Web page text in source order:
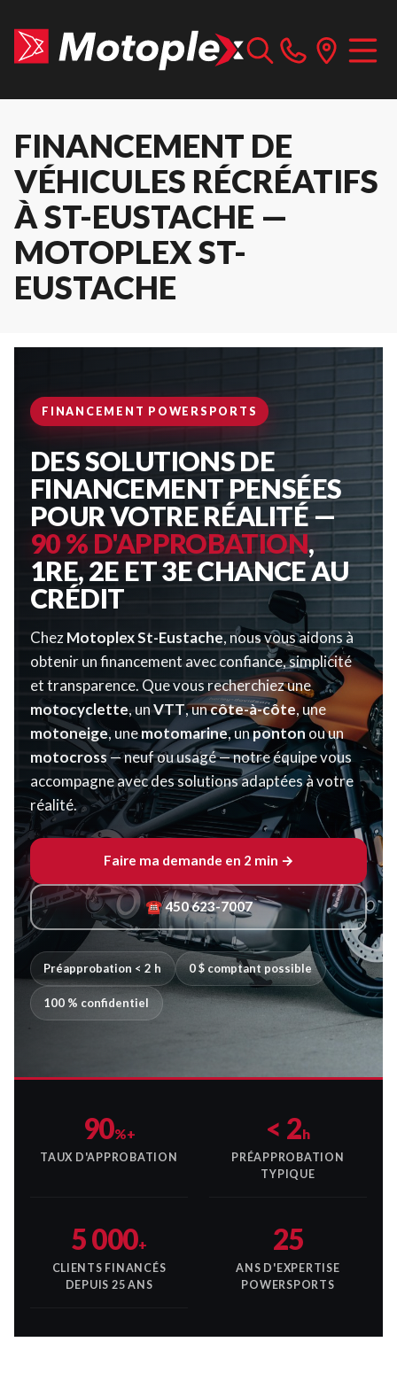
FINANCEMENT DE
VÉHICULES RÉCRÉATIFS
À ST-EUSTACHE —
MOTOPLEX ST-
EUSTACHE
FINANCEMENT POWERSPORTS
DES SOLUTIONS DE
FINANCEMENT PENSÉES
POUR VOTRE RÉALITÉ —
90 % D'APPROBATION,
1RE, 2E ET 3E CHANCE AU
CRÉDIT
ChezMotoplex St-Eustache, nous vous aidons à
obtenir un financement avec confiance, simplicité
et transparence. Que vous recherchiez une
motocyclette, unVTT, uncôte-à-côte, une
motoneige, unemotomarine, unponton ou un
motocross— neuf ou usagé — notre équipe vous
accompagne avec des solutions adaptées à votre
réalité.
Faire ma demande en 2 min →
☎ 450 623-7007
Préapprobation < 2 h 0 $ comptant possible
100 % confidentiel
90%+
TAUX D'APPROBATION
< 2h
PRÉAPPROBATION
TYPIQUE
5 000+
CLIENTS FINANCÉS
DEPUIS 25 ANS
25
ANS D'EXPERTISE
POWERSPORTS